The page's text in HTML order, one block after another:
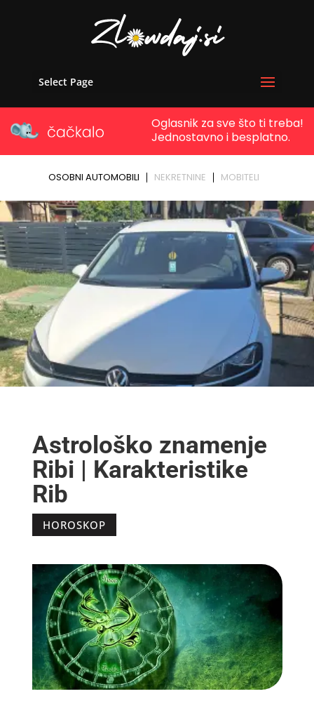
Select Page
Astrološko znamenje
Ribi | Karakteristike
Rib
HOROSKOP